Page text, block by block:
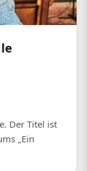
Der Titel ist
„Ein